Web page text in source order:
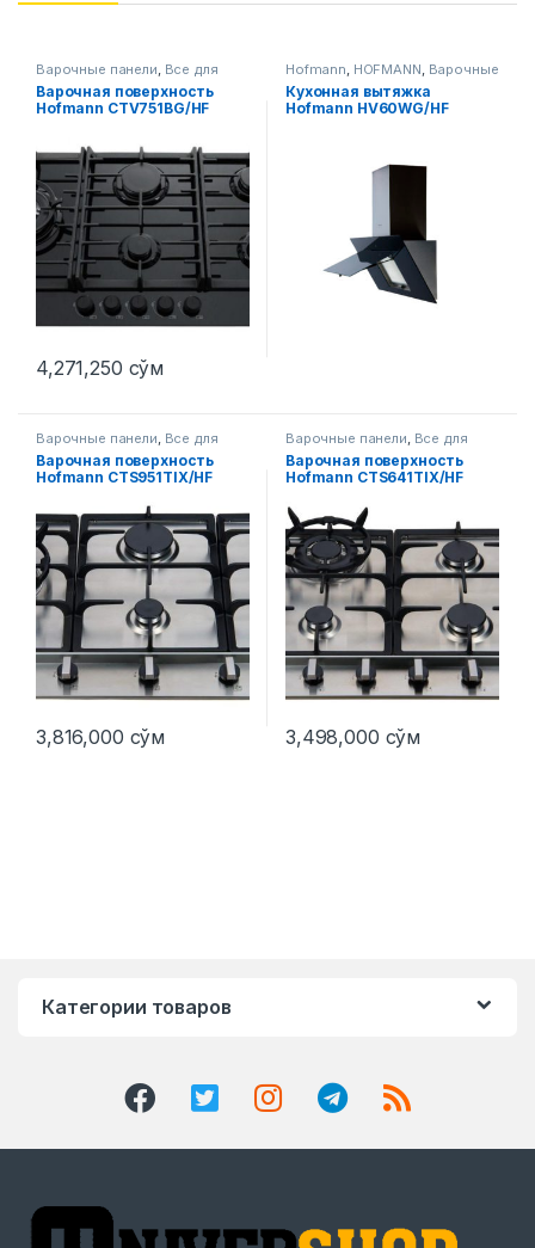
Варочные панели, Все для
кухни
Варочная поверхность
Hofmann CTV751BG/HF
4,271,250 сўм
Hofmann, HOFMANN, Варочные
панели
Вытяжки
Кухонная вытяжка
Hofmann HV60WG/HF
Варочные панели, Все для
кухни
Варочная поверхность
Hofmann CTS951TIX/HF
3,816,000 сўм
Варочные панели, Все для
кухни
Варочная поверхность
Hofmann CTS641TIX/HF
3,498,000 сўм
Категории товаров